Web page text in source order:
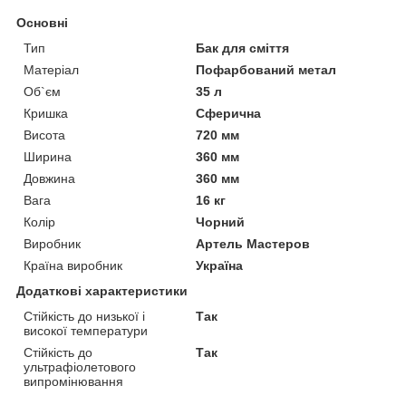
Основні
Тип
Бак для сміття
Матеріал
Пофарбований метал
Об`єм
35 л
Кришка
Сферична
Висота
720 мм
Ширина
360 мм
Довжина
360 мм
Вага
16 кг
Колір
Чорний
Виробник
Артель Мастеров
Країна виробник
Україна
Додаткові характеристики
Стійкість до низької і
високої температури
Так
Стійкість до
ультрафіолетового
випромінювання
Так